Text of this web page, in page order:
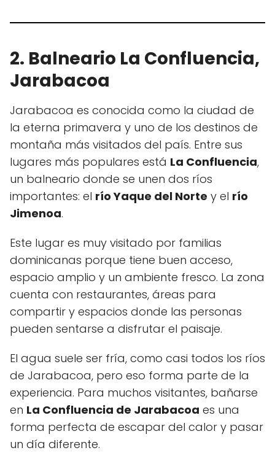
2. Balneario La Confluencia,
Jarabacoa
Jarabacoa es conocida como la ciudad de
la eterna primavera y uno de los destinos de
montaña más visitados del país. Entre sus
lugares más populares está La Confluencia,
un balneario donde se unen dos ríos
importantes: el río Yaque del Norte y el río
Jimenoa.
Este lugar es muy visitado por familias
dominicanas porque tiene buen acceso,
espacio amplio y un ambiente fresco. La zona
cuenta con restaurantes, áreas para
compartir y espacios donde las personas
pueden sentarse a disfrutar el paisaje.
El agua suele ser fría, como casi todos los ríos
de Jarabacoa, pero eso forma parte de la
experiencia. Para muchos visitantes, bañarse
en La Confluencia de Jarabacoa es una
forma perfecta de escapar del calor y pasar
un día diferente.